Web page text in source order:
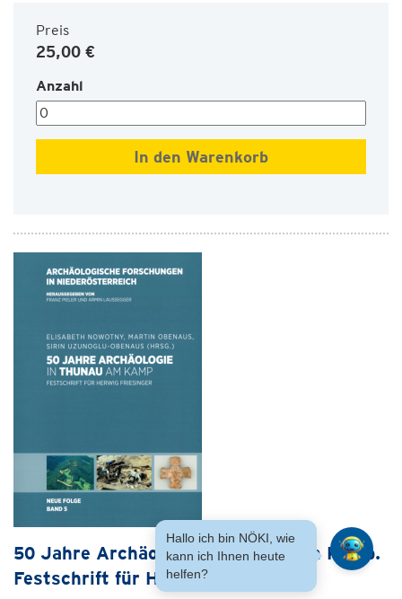
Preis
25,00 €
Anzahl
50 Jahre Archäologie in Thunau am Kamp.
Festschrift für Herwig Friesinger
Hallo ich bin NÖKI, wie
kann ich Ihnen heute
helfen?